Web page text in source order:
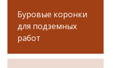
Буровые коронки
для подземных
работ